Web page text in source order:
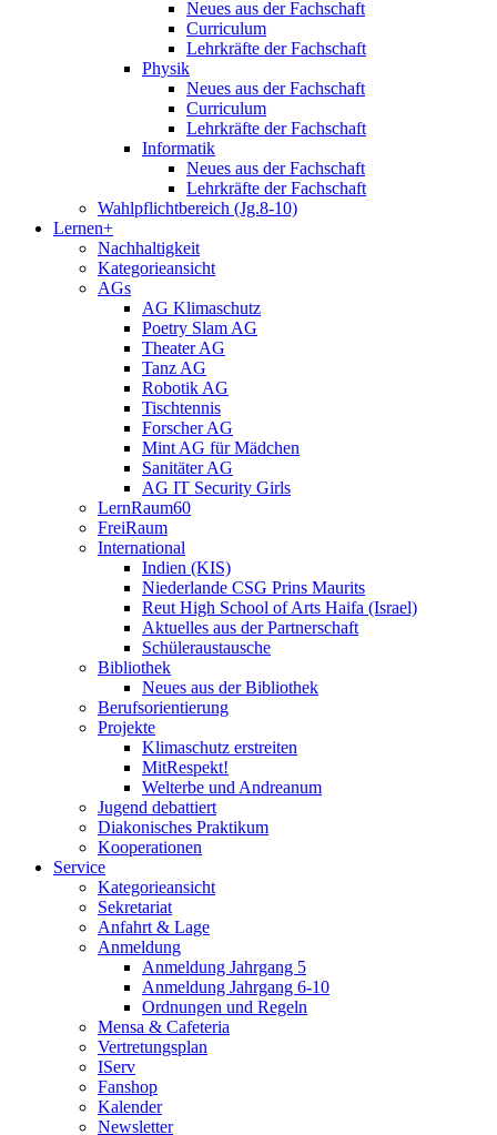
Neues aus der Fachschaft
Curriculum
Lehrkräfte der Fachschaft
Physik
Neues aus der Fachschaft
Curriculum
Lehrkräfte der Fachschaft
Informatik
Neues aus der Fachschaft
Lehrkräfte der Fachschaft
Wahlpflichtbereich (Jg.8-10)
Lernen+
Nachhaltigkeit
Kategorieansicht
AGs
AG Klimaschutz
Poetry Slam AG
Theater AG
Tanz AG
Robotik AG
Tischtennis
Forscher AG
Mint AG für Mädchen
Sanitäter AG
AG IT Security Girls
LernRaum60
FreiRaum
International
Indien (KIS)
Niederlande CSG Prins Maurits
Reut High School of Arts Haifa (Israel)
Aktuelles aus der Partnerschaft
Schüleraustausche
Bibliothek
Neues aus der Bibliothek
Berufsorientierung
Projekte
Klimaschutz erstreiten
MitRespekt!
Welterbe und Andreanum
Jugend debattiert
Diakonisches Praktikum
Kooperationen
Service
Kategorieansicht
Sekretariat
Anfahrt & Lage
Anmeldung
Anmeldung Jahrgang 5
Anmeldung Jahrgang 6-10
Ordnungen und Regeln
Mensa & Cafeteria
Vertretungsplan
IServ
Fanshop
Kalender
Newsletter